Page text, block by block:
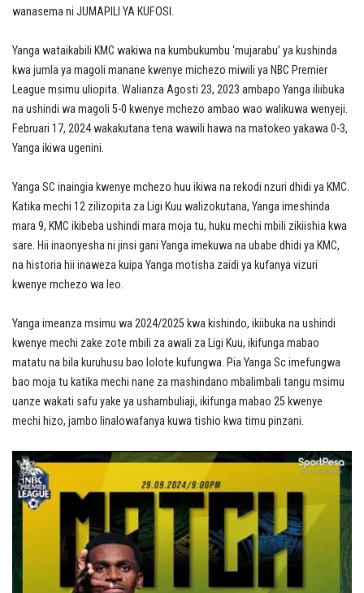
wanasema ni JUMAPILI YA KUFOSI.
Yanga wataikabili KMC wakiwa na kumbukumbu ‘mujarabu’ ya kushinda
kwa jumla ya magoli manane kwenye michezo miwili ya NBC Premier
League msimu uliopita. Walianza Agosti 23, 2023 ambapo Yanga iliibuka
na ushindi wa magoli 5-0 kwenye mchezo ambao wao walikuwa wenyeji.
Februari 17, 2024 wakakutana tena wawili hawa na matokeo yakawa 0-3,
Yanga ikiwa ugenini.
Yanga SC inaingia kwenye mchezo huu ikiwa na rekodi nzuri dhidi ya KMC.
Katika mechi 12 zilizopita za Ligi Kuu walizokutana, Yanga imeshinda
mara 9, KMC ikibeba ushindi mara moja tu, huku mechi mbili zikiishia kwa
sare. Hii inaonyesha ni jinsi gani Yanga imekuwa na ubabe dhidi ya KMC,
na historia hii inaweza kuipa Yanga motisha zaidi ya kufanya vizuri
kwenye mchezo wa leo.
Yanga imeanza msimu wa 2024/2025 kwa kishindo, ikiibuka na ushindi
kwenye mechi zake zote mbili za awali za Ligi Kuu, ikifunga mabao
matatu na bila kuruhusu bao lolote kufungwa. Pia Yanga Sc imefungwa
bao moja tu katika mechi nane za mashindano mbalimbali tangu msimu
uanze wakati safu yake ya ushambuliaji, ikifunga mabao 25 kwenye
mechi hizo, jambo linalowafanya kuwa tishio kwa timu pinzani.